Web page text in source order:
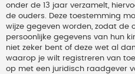
onder de 13 jaar verzamelt,
de ouders. Deze toestemming
wijze gegeven worden, zodat de
persoonlijke gegevens van hun
niet zeker bent of deze wet al
waarop je wilt registreren van
op met een juridisch raadgever